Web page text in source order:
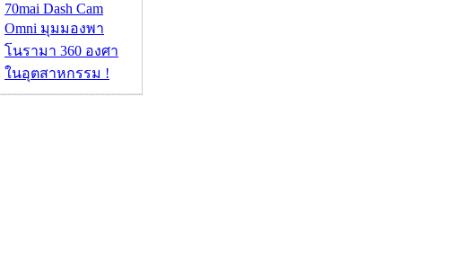
70mai Dash Cam
Omni มุมมองพา
โนรามา 360 องศา
ในอุตสาหกรรม !